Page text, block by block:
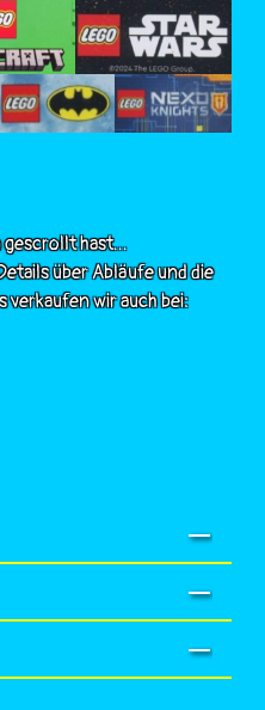
gescrollt hast...
über Abläufe und die
verkaufen wir auch bei: